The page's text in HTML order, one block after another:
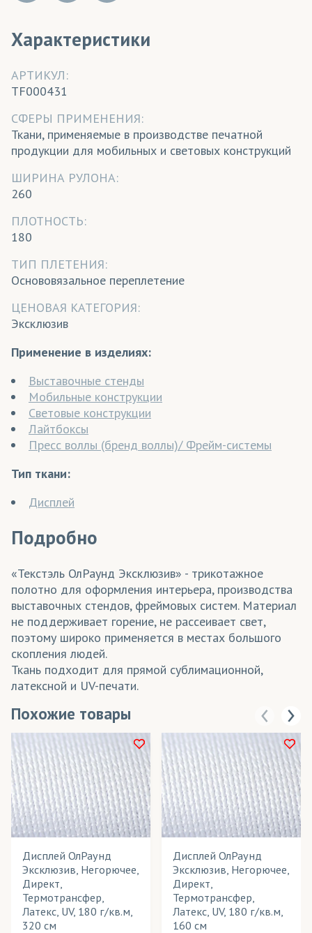
Характеристики
АРТИКУЛ:
TF000431
СФЕРЫ ПРИМЕНЕНИЯ:
Ткани, применяемые в производстве печатной
продукции для мобильных и световых конструкций
ШИРИНА РУЛОНА:
260
ПЛОТНОСТЬ:
180
ТИП ПЛЕТЕНИЯ:
Основовязальное переплетение
ЦЕНОВАЯ КАТЕГОРИЯ:
Эксклюзив
Применение в изделиях:
Выставочные стенды
Мобильные конструкции
Световые конструкции
Лайтбоксы
Пресс воллы (бренд воллы)/ Фрейм-системы
Тип ткани:
Дисплей
Подробно
«Текстэль ОлРаунд Эксклюзив» - трикотажное
полотно для оформления интерьера, производства
выставочных стендов, фреймовых систем. Материал
не поддерживает горение, не рассеивает свет,
поэтому широко применяется в местах большого
скопления людей.
Ткань подходит для прямой сублимационной,
латексной и UV-печати.
Похожие товары
Дисплей ОлРаунд
Эксклюзив, Негорючее,
Директ,
Термотрансфер,
Латекс, UV, 180 г/кв.м,
320 см
Дисплей ОлРаунд
Эксклюзив, Негорючее,
Директ,
Термотрансфер,
Латекс, UV, 180 г/кв.м,
160 см